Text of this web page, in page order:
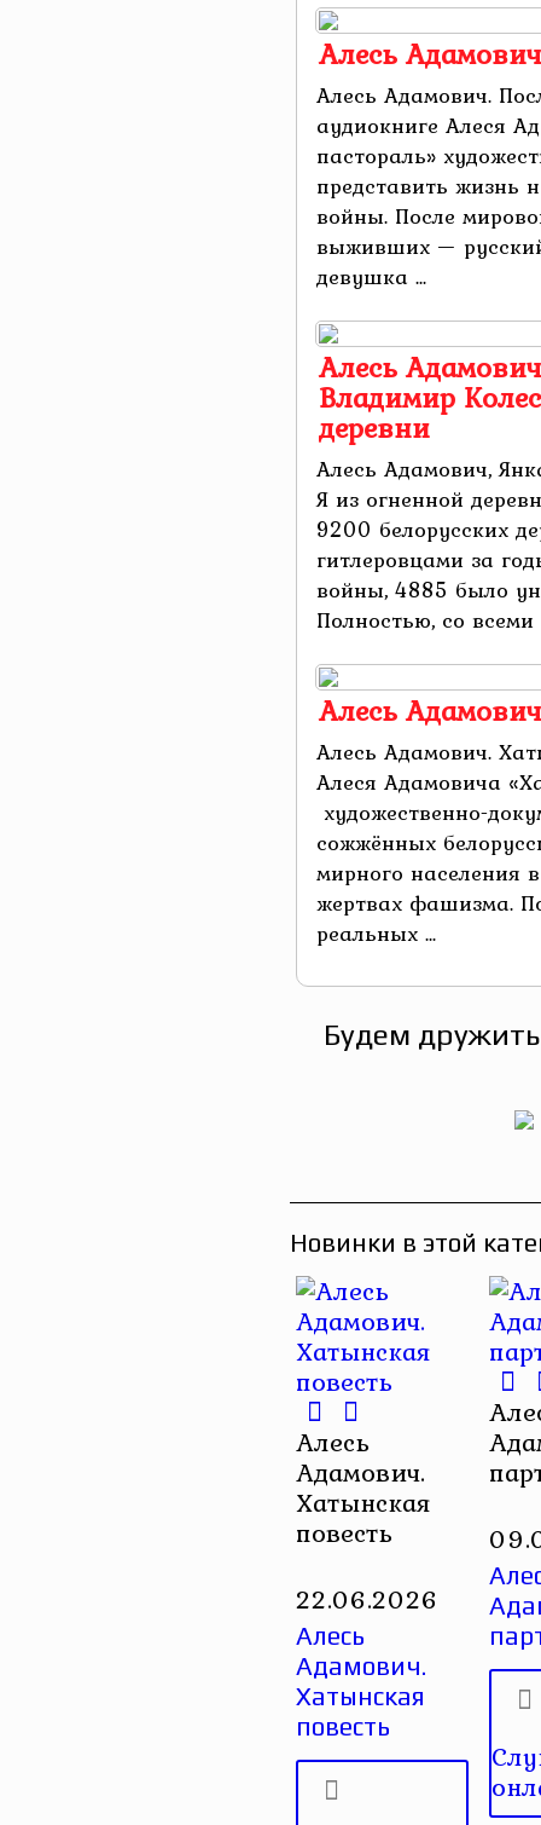
Алесь
Алесь Адамович.
аудиокниге Алеся
пастораль»
представить жизнь
войны. После
выживших —
девушка ...
Алесь
Владимир
деревни
Алесь Адамович,
Я из огненной
9200 белорусских
гитлеровцами за
войны, 4885 было
Полностью, со всеми
Алесь
Алесь Адамович.
Алеся Адамовича
художественно-
сожжённых
мирного населения
жертвах фашизма.
реальных ...
Будем
Новинки в этой
Алесь
Адамович.
Хатынская
повесть
22.06.2026
Алесь
Адамович.
Хатынская
повесть